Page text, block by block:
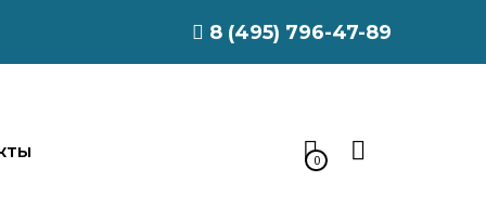
8 (495) 796-47-89
0